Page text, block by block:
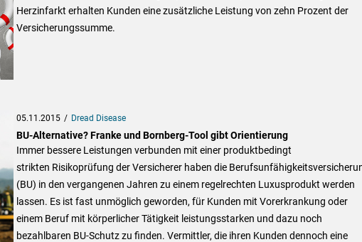
Herzinfarkt erhalten Kunden eine zusätzliche Leistung von zehn Prozent der
Versicherungssumme.
05.11.2015 Dread Disease
BU-Alternative? Franke und Bornberg-Tool gibt Orientierung
Immer bessere Leistungen verbunden mit einer produktbedingt
strikten Risikoprüfung der Versicherer haben die
(BU) in den vergangenen Jahren zu einem regelrechten Luxusprodukt werden
lassen. Es ist fast unmöglich geworden, für Kunden mit Vorerkrankung oder
einem Beruf mit körperlicher Tätigkeit leistungsstarken und dazu noch
bezahlbaren BU-Schutz zu finden. Vermittler, die ihren Kunden dennoch eine